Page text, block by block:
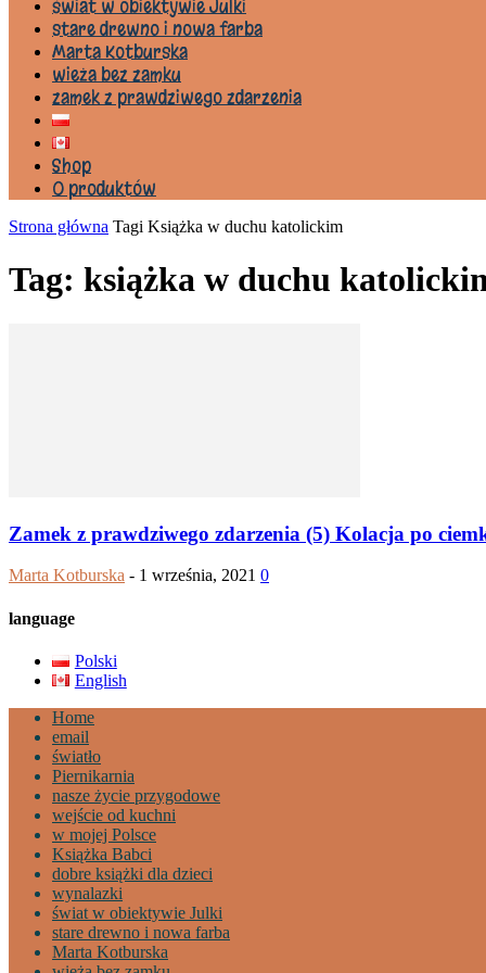
świat w obiektywie Julki
stare drewno i nowa farba
Marta Kotburska
wieża bez zamku
zamek z prawdziwego zdarzenia
Shop
0 produktów
Strona główna Tagi Książka w duchu katolickim
Tag: książka w duchu
Zamek z prawdziwego zdarzenia (5) Kolacja po
Marta Kotburska - 1 września, 2021 0
language
Polski
English
Home
email
światło
Piernikarnia
nasze życie przygodowe
wejście od kuchni
w mojej Polsce
Książka Babci
dobre książki dla dzieci
wynalazki
świat w obiektywie Julki
stare drewno i nowa farba
Marta Kotburska